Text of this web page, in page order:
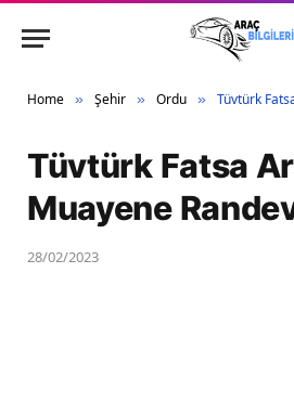
Home » Şehir » Ordu » Tüvtürk Fatsa
Tüvtürk Fatsa
Muayene
28/02/2023